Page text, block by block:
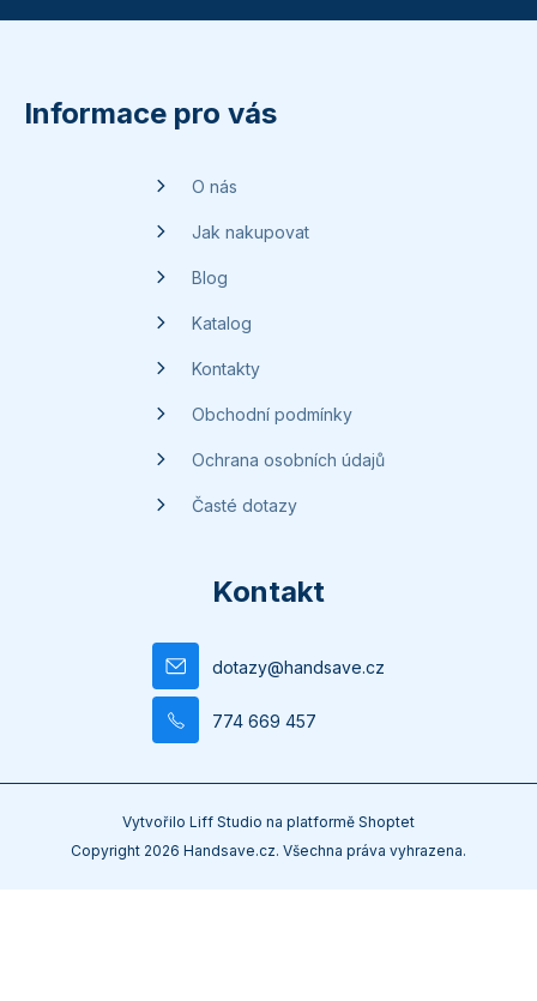
Informace pro vás
O nás
Jak nakupovat
Blog
Katalog
Kontakty
Obchodní podmínky
Ochrana osobních údajů
Časté dotazy
Kontakt
dotazy@handsave.cz
774 669 457
Vytvořilo Liff Studio na platformě Shoptet
Copyright 2026 Handsave.cz. Všechna práva vyhrazena.